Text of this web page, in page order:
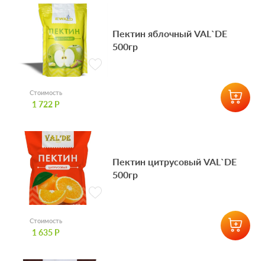
Пектин яблочный VAL`DE
500гр
Стоимость
1 722 Р
Пектин цитрусовый VAL`DE
500гр
Стоимость
1 635 Р